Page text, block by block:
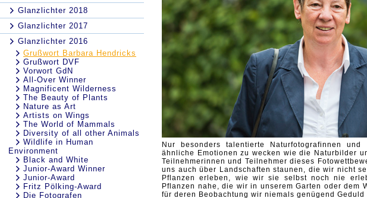
Glanzlichter 2018
Glanzlichter 2017
Glanzlichter 2016
Grußwort Barbara Hendricks
Grußwort DVF
Vorwort GdN
All-Over Winner
Magnificent Wilderness
The Beauty of Plants
Nature as Art
Artists on Wings
The World of Mammals
Diversity of all other Animals
Wildlife in Human
Environment
Black and White
Junior-Award Winner
Junior-Award
Fritz Pölking-Award
Die Fotografen
Nur besonders talentierte Naturfotografinnen
ähnliche Emotionen zu wecken wie die Naturbilder
Teilnehmerinnen und Teilnehmer dieses
uns auch über Landschaften staunen, die wir nicht
Pflanzen erleben, wie wir sie selbst noch nie
Pflanzen nahe, die wir in unserem Garten oder dem
für deren Beobachtung wir niemals genügend